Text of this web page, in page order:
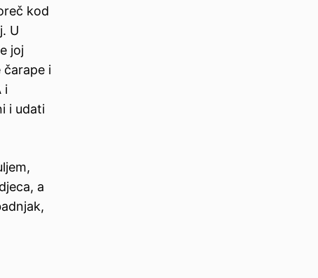
kod
U
joj
čarape i
i
i udati
a